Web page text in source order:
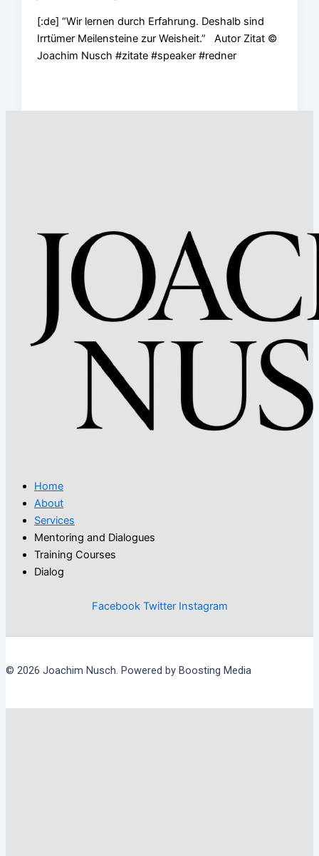
[:de] “Wir lernen durch Erfahrung. Deshalb sind
Irrtümer Meilensteine zur Weisheit.” Autor Zitat ©
Joachim Nusch #zitate #speaker #redner
Home
About
Services
Mentoring and Dialogues
Training Courses
Dialog
Facebook Twitter Instagram
© 2026 Joachim Nusch. Powered by Boosting Media